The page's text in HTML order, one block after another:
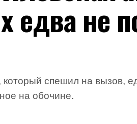
едва не
спешил на вызов,
на обочине.